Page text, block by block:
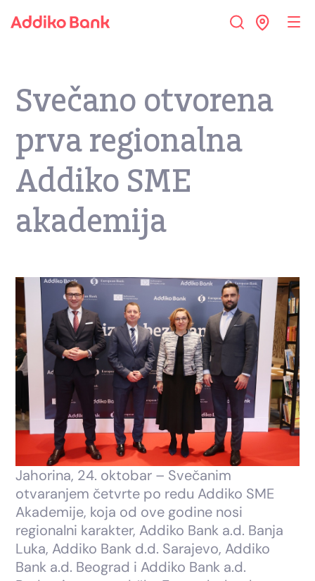
Svečano otvorena
prva regionalna
Addiko SME
akademija
Jahorina, 24. oktobar – Svečanim
otvaranjem četvrte po redu Addiko SME
Akademije, koja od ove godine nosi
regionalni karakter, Addiko Bank a.d. Banja
Luka, Addiko Bank d.d. Sarajevo, Addiko
Bank a.d. Beograd i Addiko Bank a.d.